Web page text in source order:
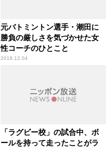
元バトミントン選手・潮田に
勝負の厳しさを気づかせた女
性コーチのひとこと
2018.12.04
「ラグビー校」の試合中、ボ
ールを持って走ったことがラ